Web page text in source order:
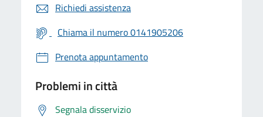
Richiedi assistenza
Chiama il numero 0141905206
Prenota appuntamento
Problemi in città
Segnala disservizio